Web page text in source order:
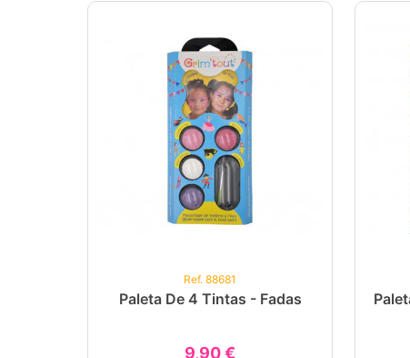
Ref. 88681
Paleta De 4 Tintas - Fadas
9,90 €